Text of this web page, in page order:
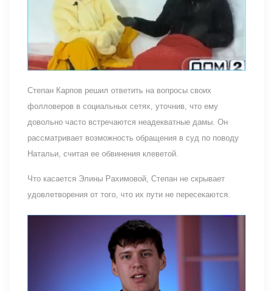
Степан Карпов решил ответить на вопросы своих
фолловеров в социальных сетях, уточнив, что ему
довольно часто встречаются неадекватные дамы. Он
рассматривает возможность обращения в суд по поводу
Натальи, считая ее обвинения клеветой.
Что касается Элины Рахимовой, Степан не скрывает
удовлетворения от того, что их пути не пересекаются.